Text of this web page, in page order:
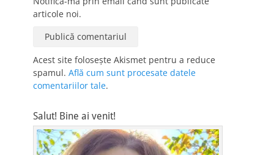
articole noi.
Acest site folosește Akismet pentru a reduce
spamul. Află cum sunt procesate datele
comentariilor tale.
Salut! Bine ai venit!